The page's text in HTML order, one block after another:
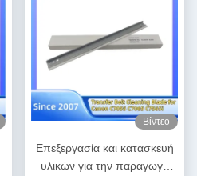
Βίντεο
Επεξεργασία και κατασκευή
υλικών για την παραγωγή